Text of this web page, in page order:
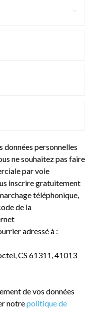
données personnelles
ne souhaitez pas faire
par voie
inscrire gratuitement
téléphonique,
de la
adressé à :
CS 61311, 41013
de vos données
notrepolitique de